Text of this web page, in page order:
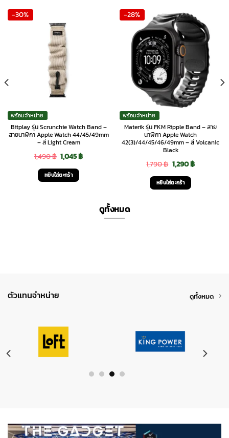
-30%
พร้อมจำหน่าย
Bitplay รุ่น Scrunchie Watch Band –
สายนาฬิกา Apple Watch 44/45/49mm
– สี Light Cream
1,490฿ Original
price
was:
1,045฿Current
หยิบใส่ตะกร้า
-28%
พร้อมจำหน่าย
Materik รุ่น FKM Ripple Band – สาย
นาฬิกา Apple Watch
42(3)/44/45/46/49mm – สี Volcanic
Black
1,790฿ Original
price
was:
1,290฿Current
หยิบใส่ตะกร้า
ดูทั้งหมด
ตัวแทนจำหน่าย ดูทั้งหมด